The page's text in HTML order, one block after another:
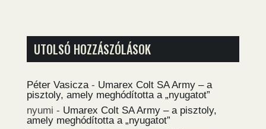
UTOLSÓ HOZZÁSZÓLÁSOK
Péter Vasicza- Umarex Colt SA Army – a
pisztoly, amely meghódította a „nyugatot”
nyumi - Umarex Colt SA Army – a pisztoly,
amely meghódította a „nyugatot”